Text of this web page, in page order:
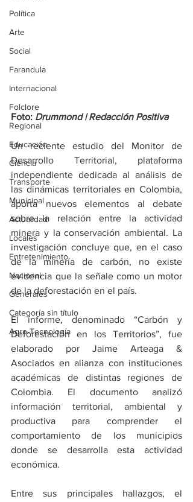
Política
Arte
Social
Farandula
Internacional
Folclore
Regional
Educación
Ciencia
Transporte
Municipal
Actualidad
Locales
Entretenimiento
Nacional
Generales
Categoría sin título
Agro-Tecnología
Foto: Drummond | Redacción Positiva
Un reciente estudio del Monitor de
Desarrollo Territorial, plataforma
independiente dedicada al análisis de
las dinámicas territoriales en Colombia,
aporta nuevos elementos al debate
sobre la relación entre la actividad
minera y la conservación ambiental. La
investigación concluye que, en el caso
de la minería de carbón, no existe
evidencia que la señale como un motor
de la deforestación en el país.
El informe, denominado “Carbón y
Deforestación en los Territorios”, fue
elaborado por Jaime Arteaga &
Asociados en alianza con instituciones
académicas de distintas regiones de
Colombia. El documento analizó
información territorial, ambiental y
productiva para comprender el
comportamiento de los municipios
donde se desarrolla esta actividad
económica.
Entre sus principales hallazgos, el